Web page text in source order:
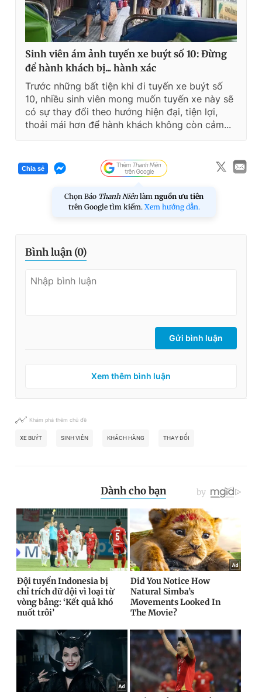
Sinh viên ám ảnh tuyến xe buýt số 10: Đừng
để hành khách bị... hành xác
Trước những bất tiện khi đi tuyến xe buýt số
10, nhiều sinh viên mong muốn tuyến xe này sẽ
có sự thay đổi theo hướng hiện đại, tiện lợi,
thoải mái hơn để hành khách không còn cảm...
Chia sẻ
Chọn Báo Thanh Niên làm nguồn ưu tiên
trên Google tìm kiếm. Xem hướng dẫn.
Bình luận (0)
Gửi bình luận
Xem thêm bình luận
Khám phá thêm chủ đề
XE BUÝT SINH VIÊN KHÁCH HÀNG THAY ĐỔI